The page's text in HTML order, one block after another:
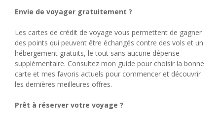
Envie de voyager gratuitement ?
Les cartes de crédit de voyage vous permettent de gagner
des points qui peuvent être échangés contre des vols et un
hébergement gratuits, le tout sans aucune dépense
supplémentaire. Consultez mon guide pour choisir la bonne
carte et mes favoris actuels pour commencer et découvrir
les dernières meilleures offres.
Prêt à réserver votre voyage ?